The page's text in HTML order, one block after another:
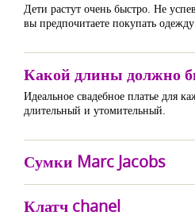
Дети растут очень быстро. Не
вы предпочитаете покупать
Какой длины должно
Идеальное свадебное платье для
длительный и утомительный.
Сумки Marc Jacobs
Клатч chanel